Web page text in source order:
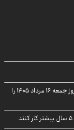
تغییرات شدید محصولات سایپا/ خریداران جدول امروز جمعه ۱۶ مرداد ۱۴۰۵ را